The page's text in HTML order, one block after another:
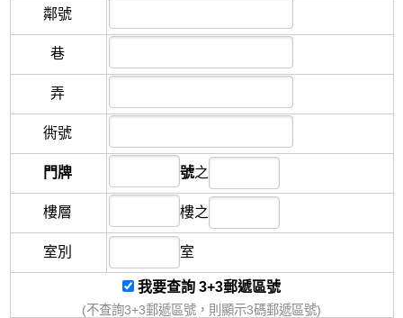
鄰號
巷
弄
衖號
門牌 號之
樓層 樓之
室別 室
我要查詢 3+3郵遞區號
(不查詢3+3郵遞區號，則顯示3碼郵遞區號)